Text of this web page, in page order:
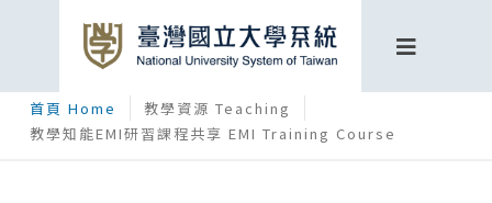
首頁 Home
教學資源 Teaching
教學知能EMI研習課程共享 EMI Training Course